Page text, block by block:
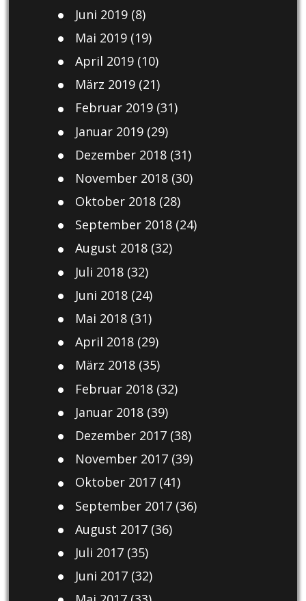
Juni 2019(8)
Mai 2019(19)
April 2019(10)
März 2019(21)
Februar 2019(31)
Januar 2019(29)
Dezember 2018(31)
November 2018(30)
Oktober 2018(28)
September 2018(24)
August 2018(32)
Juli 2018(32)
Juni 2018(24)
Mai 2018(31)
April 2018(29)
März 2018(35)
Februar 2018(32)
Januar 2018(39)
Dezember 2017(38)
November 2017(39)
Oktober 2017(41)
September 2017(36)
August 2017(36)
Juli 2017(35)
Juni 2017(32)